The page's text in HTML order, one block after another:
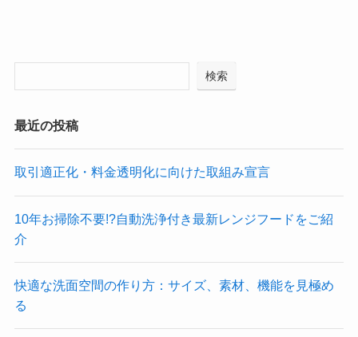
検索
最近の投稿
取引適正化・料金透明化に向けた取組み宣言
10年お掃除不要!?自動洗浄付き最新レンジフードをご紹
介
快適な洗面空間の作り方：サイズ、素材、機能を見極め
る